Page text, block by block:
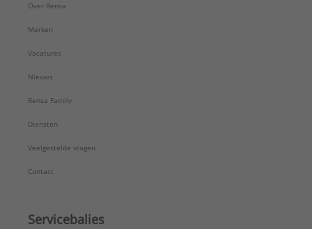
Over Rensa
Merken
Vacatures
Nieuws
Rensa Family
Diensten
Veelgestelde vragen
Contact
Servicebalies